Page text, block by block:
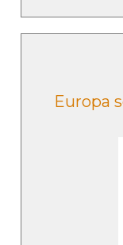
Europa